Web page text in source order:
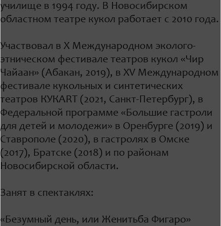
училище в 1994 году. В Новосибирском
областном театре кукол работает с 2010 года.
Участвовал в Х Международном эколого-
этническом фестивале театров кукол «Чир
Чайаан» (Абакан, 2019), в XV Международном
фестивале кукольных и синтетических
театров КУКАRT (2021, Санкт-Петербург), в
Федеральной программе «Большие гастроли
для детей и молодежи» в Оренбурге (2019) и
Ставрополе (2020), в гастролях в Омске
(2017), Братске (2018) и по районам
Новосибирской области.
Занят в спектаклях:
«Безумный день, или Женитьба Фигаро»